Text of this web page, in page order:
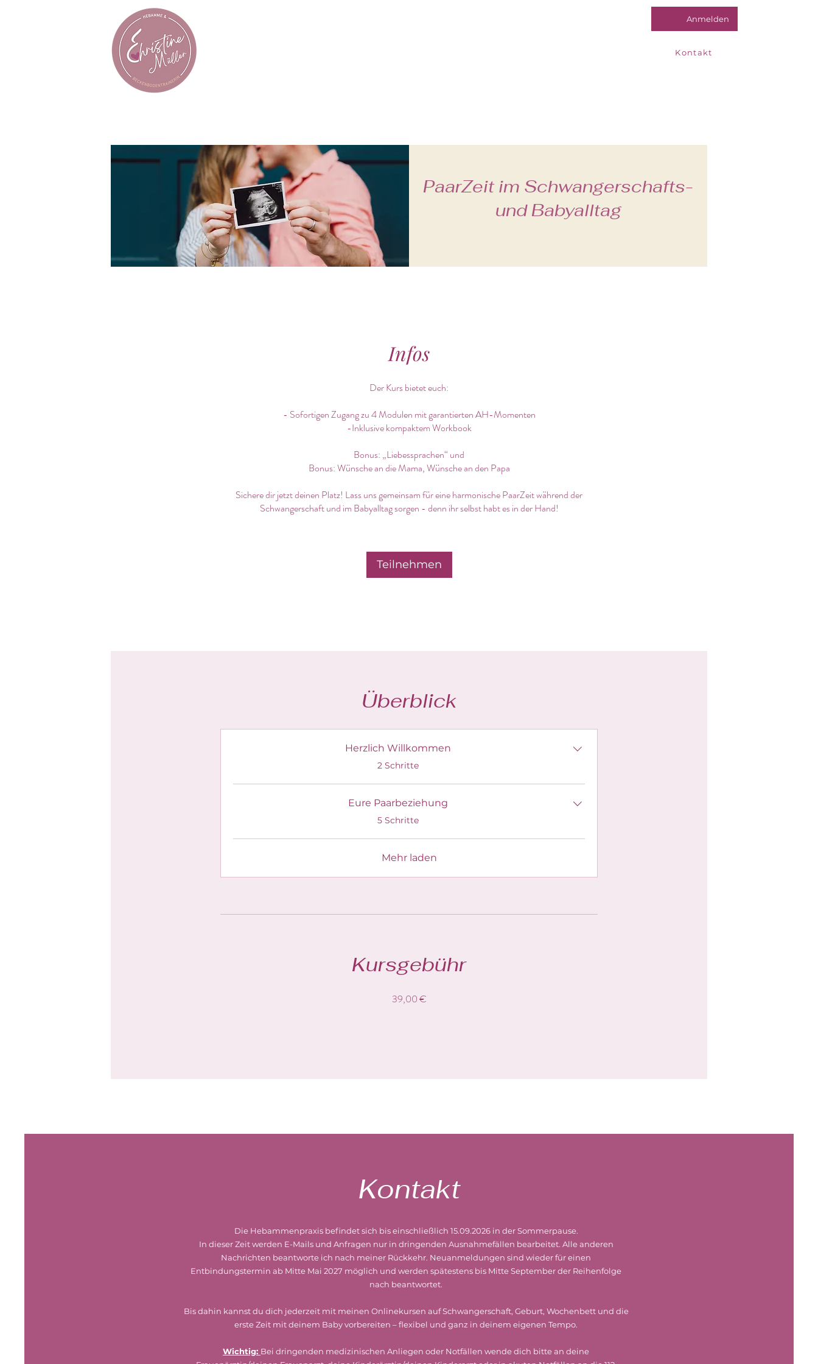
Anmelden
Kontakt
PaarZeit im Schwangerschafts-
und Babyalltag
Infos
Der Kurs bietet euch:
- Sofortigen Zugang zu 4 Modulen mit garantierten AH-Momenten
-Inklusive kompaktem Workbook
Bonus: „Liebessprachen“ und
Bonus: Wünsche an die Mama, Wünsche an den Papa
Sichere dir jetzt deinen Platz! Lass uns gemeinsam für eine harmonische PaarZeit während der
Schwangerschaft und im Babyalltag sorgen - denn ihr selbst habt es in der Hand!
Teilnehmen
Überblick
Herzlich Willkommen
.
2 Schritte
Eure Paarbeziehung
.
5 Schritte
Mehr laden
Kursgebühr
39,00 €
Kontakt
Die Hebammenpraxis befindet sich bis einschließlich 15.09.2026 in der Sommerpause.
In dieser Zeit werden E-Mails und Anfragen nur in dringenden Ausnahmefällen bearbeitet. Alle anderen
Nachrichten beantworte ich nach meiner Rückkehr. Neuanmeldungen sind wieder für einen
Entbindungstermin ab Mitte Mai 2027 möglich und werden spätestens bis Mitte September der Reihenfolge
nach beantwortet.
Bis dahin kannst du dich jederzeit mit meinen Onlinekursen auf Schwangerschaft, Geburt, Wochenbett und die
erste Zeit mit deinem Baby vorbereiten – flexibel und ganz in deinem eigenen Tempo.
Wichtig: Bei dringenden medizinischen Anliegen oder Notfällen wende dich bitte an deine